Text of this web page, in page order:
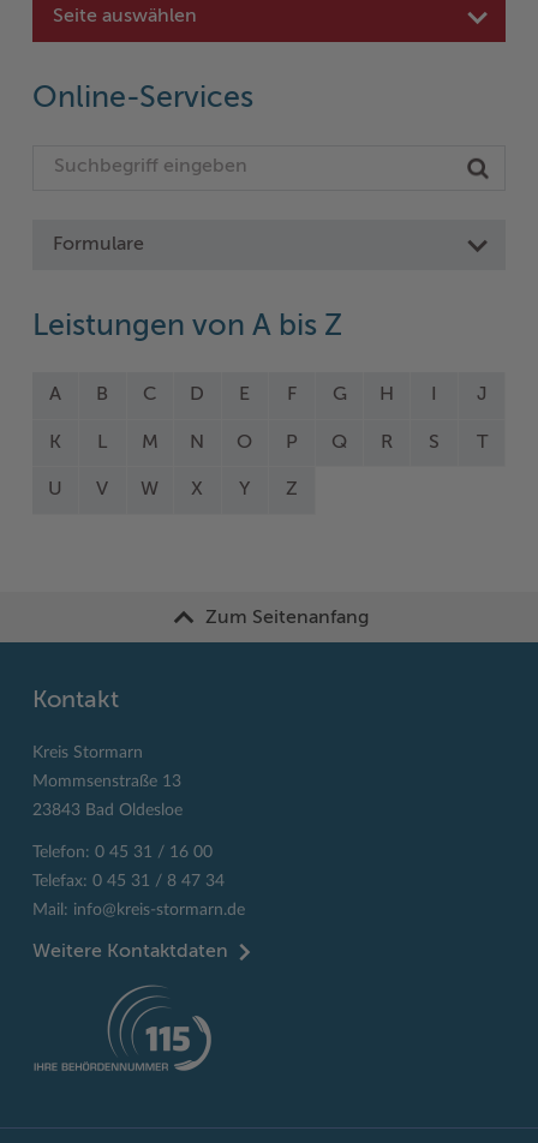
Seite auswählen
Online-Services
Formulare
Leistungen von A bis Z
A B C D E F G H J
K L M N O P Q R S
U V W X Y Z
Zum Seitenanfang
Kontakt
Kreis Stormarn
Mommsenstraße 13
23843 Bad Oldesloe
Telefon: 0 45 31 / 16 00
Telefax: 0 45 31 / 8 47 34
Mail: info@kreis-stormarn.de
Weitere Kontaktdaten